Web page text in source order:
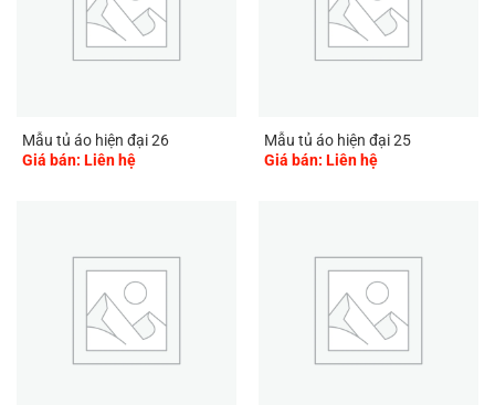
Mẫu tủ áo hiện đại 26
Giá bán: Liên hệ
Mẫu tủ áo hiện đại 25
Giá bán: Liên hệ